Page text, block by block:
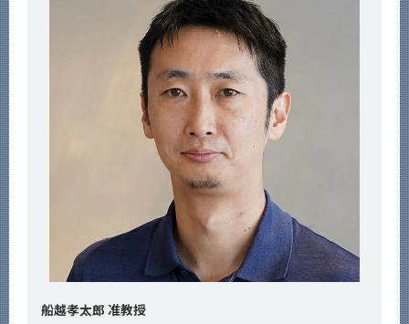
船越孝太郎 准教授